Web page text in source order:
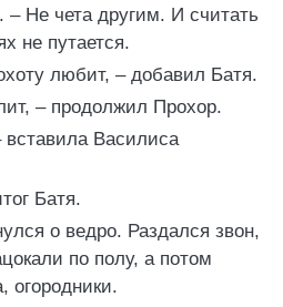
– Не чета другим. И считать
не путается.
любит, – добавил Батя.
– продолжил Прохор.
Василиса
Батя.
о ведро. Раздался звон,
по полу, а потом
огородники.